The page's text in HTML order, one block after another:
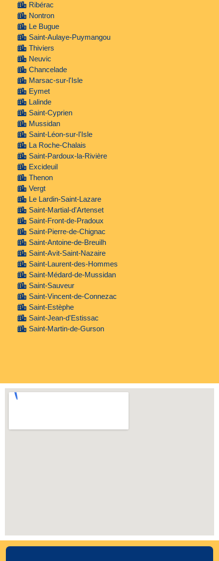
Ribérac
Nontron
Le Bugue
Saint-Aulaye-Puymangou
Thiviers
Neuvic
Chancelade
Marsac-sur-l'Isle
Eymet
Lalinde
Saint-Cyprien
Mussidan
Saint-Léon-sur-l'Isle
La Roche-Chalais
Saint-Pardoux-la-Rivière
Excideuil
Thenon
Vergt
Le Lardin-Saint-Lazare
Saint-Martial-d'Artenset
Saint-Front-de-Pradoux
Saint-Pierre-de-Chignac
Saint-Antoine-de-Breuilh
Saint-Avit-Saint-Nazaire
Saint-Laurent-des-Hommes
Saint-Médard-de-Mussidan
Saint-Sauveur
Saint-Vincent-de-Connezac
Saint-Estèphe
Saint-Jean-d'Estissac
Saint-Martin-de-Gurson